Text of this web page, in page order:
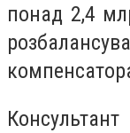
понад 2,4